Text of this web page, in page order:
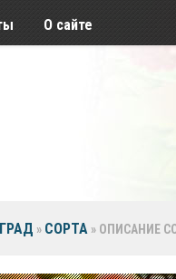
О сайте
» СОРТА » ОПИСАНИЕ